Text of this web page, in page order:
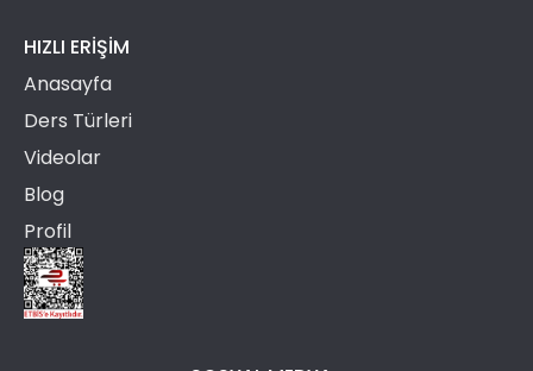
HIZLI ERIŞIM
Anasayfa
Ders Türleri
Videolar
Blog
Profil